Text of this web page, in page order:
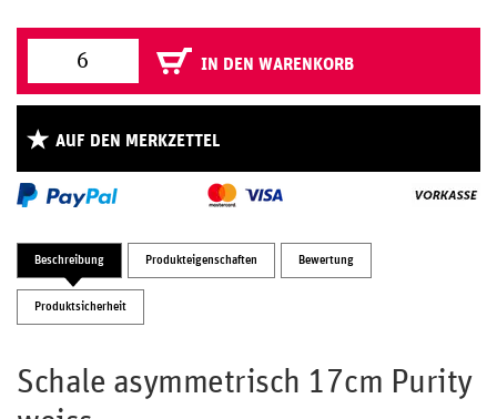
IN DEN WARENKORB
AUF DEN MERKZETTEL
Beschreibung Produkteigenschaften Bewertung
Produktsicherheit
Schale asymmetrisch 17cm Purity